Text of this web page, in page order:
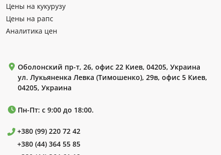
Цены на кукурузу
Цены на рапс
Аналитика цен
Оболонский пр-т, 26, офис 22 Киев, 04205, Украина
ул. Лукьяненка Левка (Тимошенко), 29в, офис 5 Киев,
04205, Украина
Пн-Пт: с 9:00 до 18:00.
+380 (99) 220 72 42
+380 (44) 364 55 85